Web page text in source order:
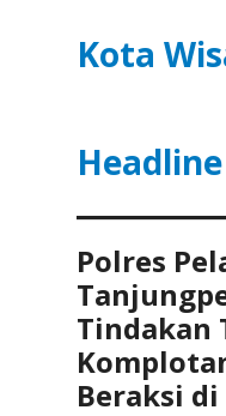
Kota
Polres
Tindakan
Beraksi di